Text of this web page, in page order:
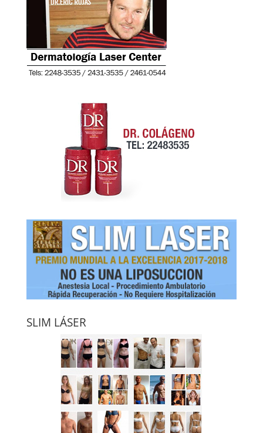
SLIM LÁSER